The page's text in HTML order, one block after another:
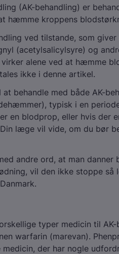
(AK-behandling) er
hæmme kroppens
ved tilstande, som
(acetylsalicylsyre) og
alene ved at hæmme
ikke i denne artikel.
behandle med både AK-
typisk i en
en blodprop, eller hvis der
læge vil vide, om du bør
andre ord, at man danner
vil den ikke stoppe så
typer medicin til AK-
warfarin (marevan).
medicin, der har nogle